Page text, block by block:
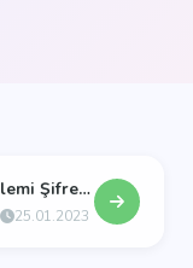
1.Sınıf Toplama Ve Çıkarma İşlemi Şifreli Çalışma Sayfası
25.01.2023